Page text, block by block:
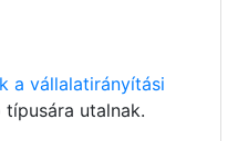
a vállalatirányítási
utalnak.